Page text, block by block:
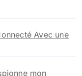
Avec une
mon